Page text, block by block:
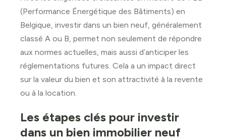
(Performance Énergétique des Bâtiments) en
Belgique, investir dans un bien neuf, généralement
classé A ou B, permet non seulement de répondre
aux normes actuelles, mais aussi d’anticiper les
réglementations futures. Cela a un impact direct
sur la valeur du bien et son attractivité à la revente
ou à la location.
Les étapes clés pour investir
dans un bien immobilier neuf